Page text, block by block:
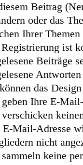
Beitrag
oder das
Ihrer
ist
Beiträge
das
Ihre E-
E-Mail-Adresse
nicht
keine